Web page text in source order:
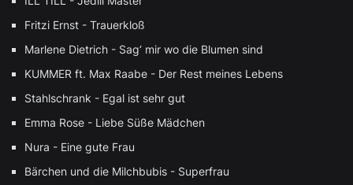
Fritzi Ernst - Trauerkloß
Marlene Dietrich - Sag‘ mir wo die Blumen sind
KUMMER ft. Max Raabe - Der Rest meines Lebens
Stahlschrank - Egal ist sehr gut
Emma Rose - Liebe Süße Mädchen
Nura - Eine gute Frau
Bärchen und die Milchbubis - Superfrau